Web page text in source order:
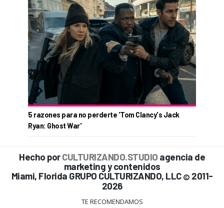
5 razones para no perderte 'Tom Clancy's Jack
Ryan: Ghost War'
Hecho porCULTURIZANDO.STUDIO agencia de
marketing y contenidos
Miami, Florida GRUPO CULTURIZANDO, LLC © 2011-
2026
TE RECOMENDAMOS